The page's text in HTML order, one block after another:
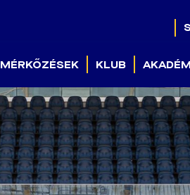
MÉRKŐZÉSEK KLUB